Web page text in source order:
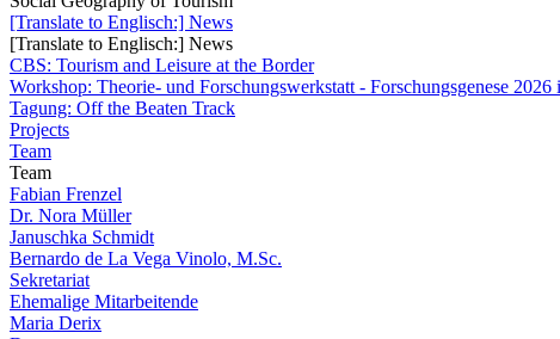
[Translate to Englisch:] News
[Translate to Englisch:] News
CBS: Tourism and Leisure at the Border
Workshop: Theorie- und Forschungswerkstatt - Forschungsgenese 2026
Tagung: Off the Beaten Track
Projects
Team
Team
Fabian Frenzel
Dr. Nora Müller
Januschka Schmidt
Bernardo de La Vega Vinolo, M.Sc.
Sekretariat
Ehemalige Mitarbeitende
Maria Derix